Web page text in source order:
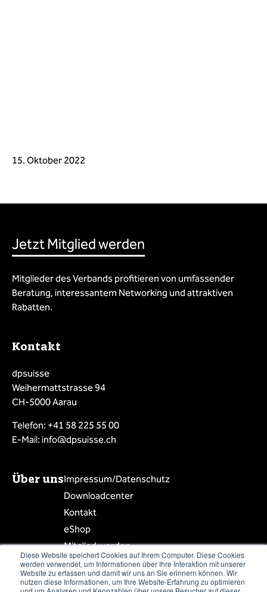
Diese Website speichert Cookies auf Ihrem Computer. Diese Cookies
werden verwendet, um Informationen über Ihre Interaktion mit unserer
Website zu erfassen und damit wir uns an Sie erinnern können. Wir
nutzen diese Informationen, um Ihre Website-Erfahrung zu optimieren
15. Oktober 2022
Jetzt Mitglied werden
Mitglieder des Verbands profitieren von umfassender
Beratung, interessantem Networking und attraktiven
Rabatten.
Kontakt
dpsuisse
Weihermattstrasse 94
CH-5000 Aarau
Telefon: +41 58 225 55 00
E-Mail: info@dpsuisse.ch
Über unsImpressum/Datenschutz
Downloadcenter
Kontakt
eShop
Mitglied werden
Mitgliederbereich
Mitgliederliste